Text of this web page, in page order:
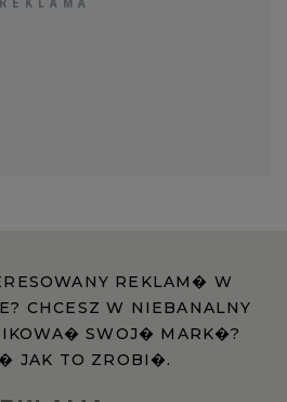
REKLAM� W
CHCESZ W NIEBANALNY
SWOJ� MARK�?
JAK TO ZROBI�.